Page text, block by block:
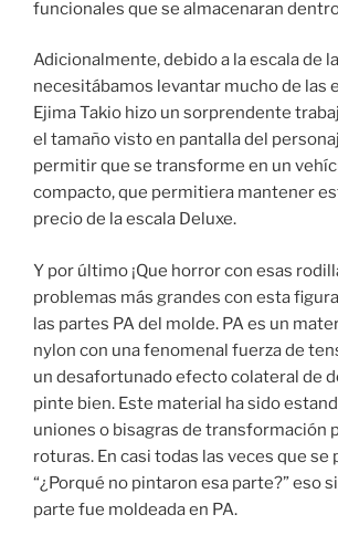
funcionales que se almacenaran
Adicionalmente, debido a la escala de
necesitábamos levantar mucho de las
Ejima Takio hizo un sorprendente
el tamaño visto en pantalla del
permitir que se transforme en un
compacto, que permitiera mantener
precio de la escala Deluxe.
Y por último ¡Que horror con esas
problemas más grandes con esta
las partes PA del molde. PA es un
nylon con una fenomenal fuerza de
un desafortunado efecto colateral de
pinte bien. Este material ha sido
uniones o bisagras de transformación
roturas. En casi todas las veces que se
“¿Porqué no pintaron esa parte?” eso
parte fue moldeada en PA.